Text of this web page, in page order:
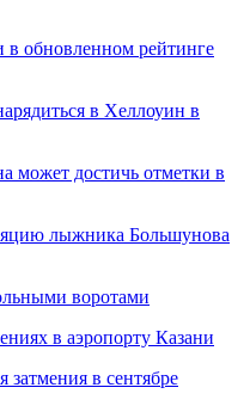
в обновленном рейтинге
в Хеллоуин в
может достичь отметки в
лыжника Большунова
воротами
в аэропорту Казани
затмения в сентябре